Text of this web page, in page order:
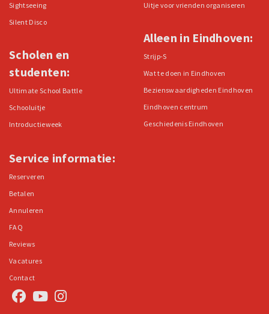
Sightseeing
Silent Disco
Scholen en
studenten:
Ultimate School Battle
Schooluitje
Introductieweek
Uitje voor vrienden organiseren
Alleen in Eindhoven:
Strijp-S
Wat te doen in Eindhoven
Bezienswaardigheden Eindhoven
Eindhoven centrum
Geschiedenis Eindhoven
Service informatie:
Reserveren
Betalen
Annuleren
FAQ
Reviews
Vacatures
Contact